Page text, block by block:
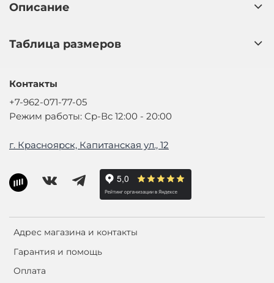
Описание
Таблица размеров
Адрес магазина и контакты
Гарантия и помощь
Оплата
Контакты
+7-962-071-77-05
Режим работы: Ср-Вс 12:00 - 20:00
г. Красноярск, Капитанская ул., 12